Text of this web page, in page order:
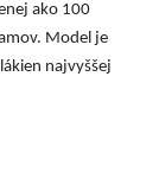
ako 100
Model je
najvyššej